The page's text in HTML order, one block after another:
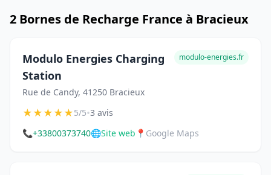
2 Bornes de Recharge France à Bracieux
Modulo Energies Charging
Station
Rue de Candy, 41250 Bracieux
modulo-energies.fr
★★★★★5/5•3 avis
📞+33800373740🌐Site web 📍 Google Maps